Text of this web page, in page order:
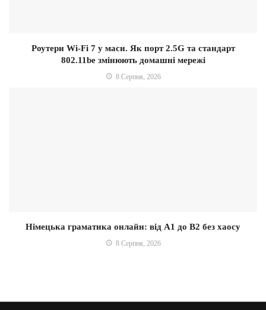
Роутери Wi-Fi 7 у маси. Як порт 2.5G та стандарт
802.11be змінюють домашні мережі
8 Серпня, 2026
Німецька граматика онлайн: від A1 до B2 без хаосу
8 Серпня, 2026